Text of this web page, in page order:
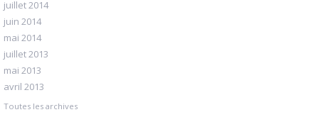
juillet 2014
juin 2014
mai 2014
juillet 2013
mai 2013
avril 2013
Toutes les archives